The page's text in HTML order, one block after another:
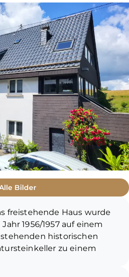
Bilder
freistehende Haus wurde
Jahr 1956/1957 auf einem
historischen
zu einem